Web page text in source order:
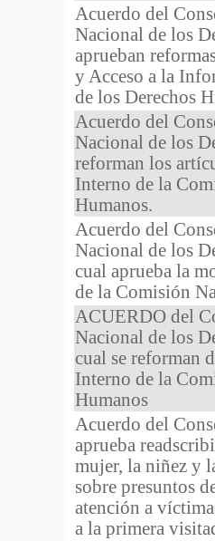
Acuerdo del
Nacional de los
aprueban
y Acceso a la
de los Derechos
Acuerdo del
Nacional de los
reforman los
Interno de la
Humanos.
Acuerdo del
Nacional de los
cual aprueba la
de la Comisión
ACUERDO del
Nacional de los
cual se reforman
Interno de la
Humanos
Acuerdo del
aprueba
mujer, la niñez y
sobre presuntos
atención a
a la primera